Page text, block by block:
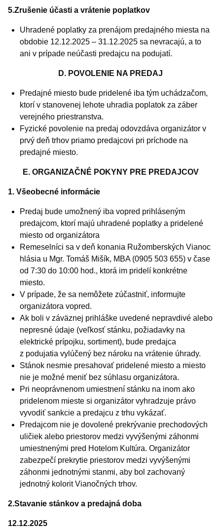
5.Zrušenie účasti a vrátenie poplatkov
Uhradené poplatky za prenájom predajného miesta na
obdobie 12.12.2025 – 31.12.2025 sa nevracajú, a to
ani v prípade neúčasti predajcu na podujatí.
D. POVOLENIE NA PREDAJ
Predajné miesto bude pridelené iba tým uchádzačom,
ktorí v stanovenej lehote uhradia poplatok za záber
verejného priestranstva.
Fyzické povolenie na predaj odovzdáva organizátor v
prvý deň trhov priamo predajcovi pri príchode na
predajné miesto.
E. ORGANIZAČNÉ POKYNY PRE PREDAJCOV
1. Všeobecné informácie
Predaj bude umožnený iba vopred prihláseným
predajcom, ktorí majú uhradené poplatky a pridelené
miesto od organizátora
Remeselníci sa v deň konania Ružomberských Vianoc
hlásia u Mgr. Tomáš Mišík, MBA (0905 503 655) v čase
od 7:30 do 10:00 hod., ktorá im pridelí konkrétne
miesto.
V prípade, že sa nemôžete zúčastniť, informujte
organizátora vopred.
Ak boli v záväznej prihláške uvedené nepravdivé alebo
nepresné údaje (veľkosť stánku, požiadavky na
elektrické prípojku, sortiment), bude predajca
z podujatia vylúčený bez nároku na vrátenie úhrady.
Stánok nesmie presahovať pridelené miesto a miesto
nie je možné meniť bez súhlasu organizátora.
Pri neoprávnenom umiestnení stánku na inom ako
pridelenom mieste si organizátor vyhradzuje právo
vyvodiť sankcie a predajcu z trhu vykázať.
Predajcom nie je dovolené prekrývanie prechodových
uličiek alebo priestorov medzi vyvýšenými záhonmi
umiestnenými pred Hotelom Kultúra. Organizátor
zabezpečí prekrytie priestorov medzi vyvýšenými
záhonmi jednotnými stanmi, aby bol zachovaný
jednotný kolorit Vianočných trhov.
2.Stavanie stánkov a predajná doba
12.12.2025